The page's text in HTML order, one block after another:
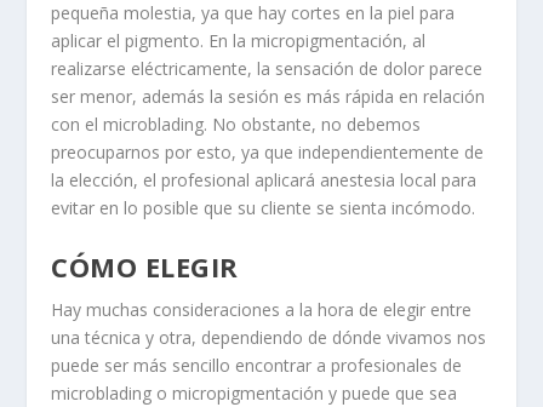
pequeña molestia, ya que hay cortes en la piel para
aplicar el pigmento. En la micropigmentación, al
realizarse eléctricamente, la sensación de dolor parece
ser menor, además la sesión es más rápida en relación
con el microblading. No obstante, no debemos
preocuparnos por esto, ya que independientemente de
la elección, el profesional aplicará anestesia local para
evitar en lo posible que su cliente se sienta incómodo.
CÓMO ELEGIR
Hay muchas consideraciones a la hora de elegir entre
una técnica y otra, dependiendo de dónde vivamos nos
puede ser más sencillo encontrar a profesionales de
microblading o micropigmentación y puede que sea